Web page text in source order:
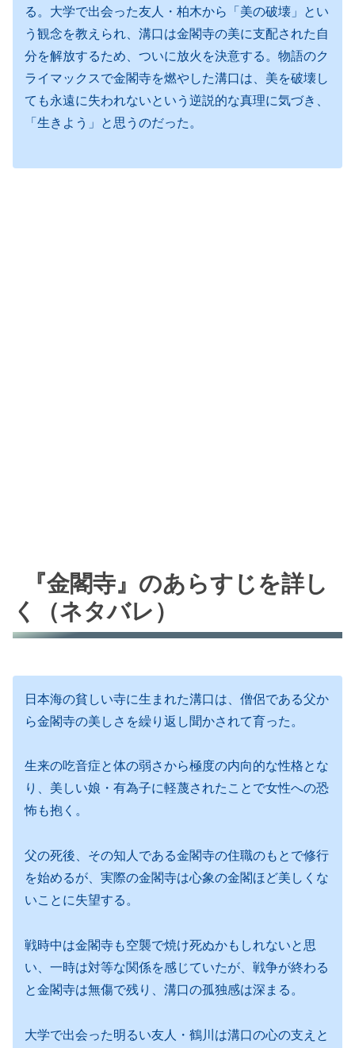
る。大学で出会った友人・柏木から「美の破壊」とい
う観念を教えられ、溝口は金閣寺の美に支配された自
分を解放するため、ついに放火を決意する。物語のク
ライマックスで金閣寺を燃やした溝口は、美を破壊し
ても永遠に失われないという逆説的な真理に気づき、
「生きよう」と思うのだった。
『金閣寺』のあらすじを詳し
く（ネタバレ）
日本海の貧しい寺に生まれた溝口は、僧侶である父か
ら金閣寺の美しさを繰り返し聞かされて育った。
生来の吃音症と体の弱さから極度の内向的な性格とな
り、美しい娘・有為子に軽蔑されたことで女性への恐
怖も抱く。
父の死後、その知人である金閣寺の住職のもとで修行
を始めるが、実際の金閣寺は心象の金閣ほど美しくな
いことに失望する。
戦時中は金閣寺も空襲で焼け死ぬかもしれないと思
い、一時は対等な関係を感じていたが、戦争が終わる
と金閣寺は無傷で残り、溝口の孤独感は深まる。
大学で出会った明るい友人・鶴川は溝口の心の支えと